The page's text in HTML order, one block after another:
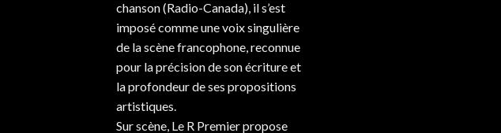
chanson (Radio-Canada), il s’est
imposé comme une voix singulière
de la scène francophone, reconnue
pour la précision de son écriture et
la profondeur de ses propositions
artistiques.
Sur scène, Le R Premier propose